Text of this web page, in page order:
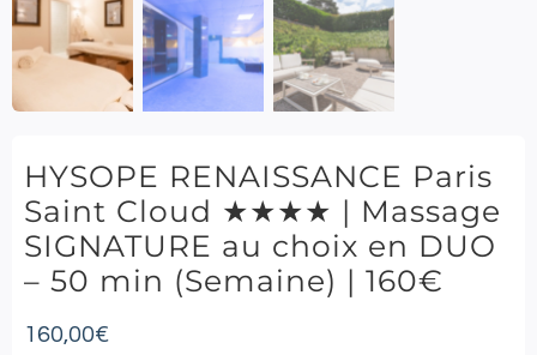
HYSOPE RENAISSANCE Paris
Saint Cloud ★★★★ | Massage
SIGNATURE au choix en DUO
– 50 min (Semaine) | 160€
160,00€